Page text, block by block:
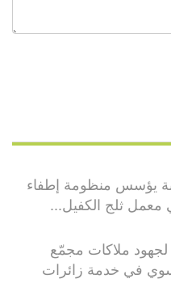
يؤسس منظومة إطفاء
معمل ثلج الكفيل...
لجهود ملاكات مجمّع
في خدمة زائرات